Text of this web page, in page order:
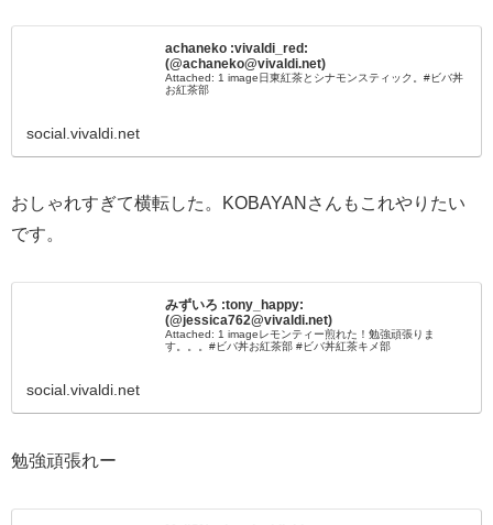
achaneko :vivaldi_red:
(@achaneko@vivaldi.net)
Attached: 1 image日東紅茶とシナモンスティック。#ビバ丼
お紅茶部
social.vivaldi.net
おしゃれすぎて横転した。KOBAYANさんもこれやりたい
です。
みずいろ :tony_happy:
(@jessica762@vivaldi.net)
Attached: 1 imageレモンティー煎れた！勉強頑張りま
す。。。#ビバ丼お紅茶部 #ビバ丼紅茶キメ部
social.vivaldi.net
勉強頑張れー